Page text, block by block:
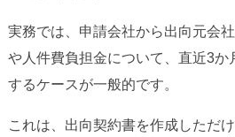
実務では、申請会社から出向元会
や人件費負担金について、直近3か
するケースが一般的です。
これは、出向契約書を作成しただ